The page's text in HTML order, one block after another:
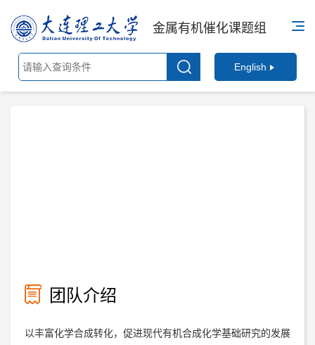
金属有机催化课题组
English
团队介绍
以丰富化学合成转化，促进现代有机合成化学基础研究的发展